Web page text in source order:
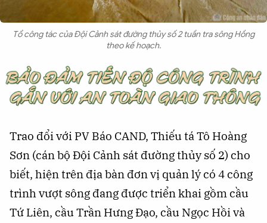
Tổ công tác của Đội Cảnh sát đường thủy số 2 tuần tra sông Hồng
theo kế hoạch.
Trao đổi với PV Báo CAND, Thiếu tá Tô Hoàng
Sơn (cán bộ Đội Cảnh sát đường thủy số 2) cho
biết, hiện trên địa bàn đơn vị quản lý có 4 công
trình vượt sông đang được triển khai gồm cầu
Tứ Liên, cầu Trần Hưng Đạo, cầu Ngọc Hồi và